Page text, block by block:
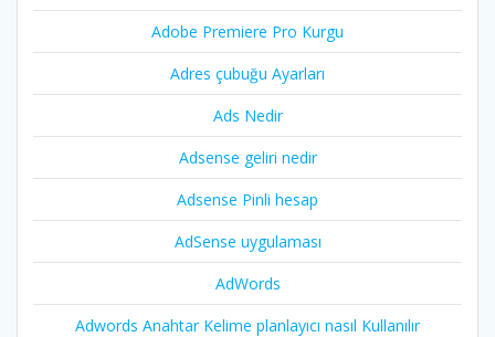
Adobe Premiere Pro Kurgu
Adres çubuğu Ayarları
Ads Nedir
Adsense geliri nedir
Adsense Pinli hesap
AdSense uygulaması
AdWords
Adwords Anahtar Kelime planlayıcı nasıl Kullanılır